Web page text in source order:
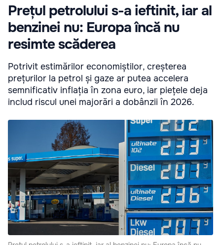
Prețul petrolului s-a ieftinit, iar al
benzinei nu: Europa încă nu
resimte scăderea
Potrivit estimărilor economiștilor, creșterea
prețurilor la petrol și gaze ar putea accelera
semnificativ inflația în zona euro, iar piețele deja
includ riscul unei majorări a dobânzii în 2026.